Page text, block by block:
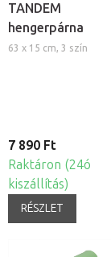
TANDEM
hengerpárna
63 x 15 cm, 3 szín
7 890 Ft
Raktáron (24ó
kiszállítás)
RÉSZLET